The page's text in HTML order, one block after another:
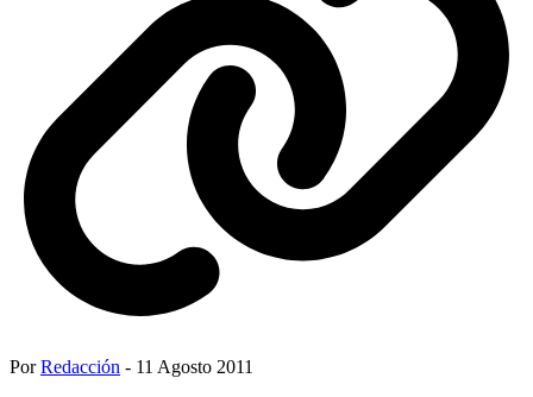
PorRedacción - 11 Agosto 2011